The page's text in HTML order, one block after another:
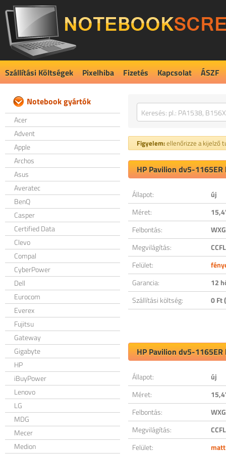
Szállítási Költségek Pixelhiba Fizetés Kapcsolat ÁSZF
Notebook gyártók
Acer
Advent
Apple
Archos
Asus
Averatec
BenQ
Casper
Certified Data
Clevo
Compal
CyberPower
Dell
Eurocom
Everex
Fujitsu
Gateway
Gigabyte
HP
iBuyPower
Lenovo
LG
MDG
Mecer
Medion
Figyelem:ellenőrizze a kijelző
HP Pavilion dv5-
Állapot:
új
Méret:
Felbontás:
Megvilágítás:
CCFL
Felület:
Garancia:
12
Szállítási költség:
0 Ft
HP Pavilion dv5-
Állapot:
új
Méret:
Felbontás:
Megvilágítás:
CCFL
Felület:
matt